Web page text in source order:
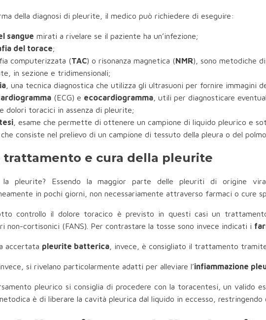
della diagnosi di pleurite, il medico può richiedere di eseguire:
sangue mirati a rivelare se il paziente ha un’infezione;
del torace;
computerizzata (TAC) o risonanza magnetica (NMR), sono metodiche
in sezione e tridimensionali;
, una tecnica diagnostica che utilizza gli ultrasuoni per fornire immagini
(ECG) e ecocardiogramma , utili per diagnosticare
dolori toracici in assenza di pleurite;
, esame che permette di ottenere un campione di liquido pleurico e
, che consiste nel prelievo di un campione di tessuto della pleura o del
trattamento e cura della pleurite
la pleurite? Essendo la maggior parte delle pleuriti di origine
in pochi giorni, non necessariamente attraverso farmaci o cure
controllo il dolore toracico è previsto in questi casi un
non-cortisonici (FANS). Per contrastare la tosse sono invece indicati i
accertata pleurite batterica , invece, è consigliato il trattamento
invece, si rivelano particolarmente adatti per alleviare l’infiammazione
pleurico si consiglia di procedere con la toracentesi, un valido
è di liberare la cavità pleurica dal liquido in eccesso,